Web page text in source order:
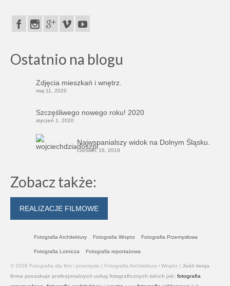
Ostatnio na blogu
Zdjęcia mieszkań i wnętrz.
maj 11, 2020
Szczęśliwego nowego roku! 2020
styczeń 1, 2020
Najwspanialszy widok na Dolnym Śląsku.
czerwiec 16, 2019
Zobacz także:
REALIZACJE FILMOWE
Fotografia Architektury Fotografia Wnętrz Fotografia Przemysłowa
Fotografia Lotnicza Fotografia reportażowa
© 2026 Fotografia dla firm i przemysłu | Fotografia Architektury i Wnętrz | Jeśli twoja
firma poszukuje profesjonalnych usług fotograficznych takich jak: fotografia